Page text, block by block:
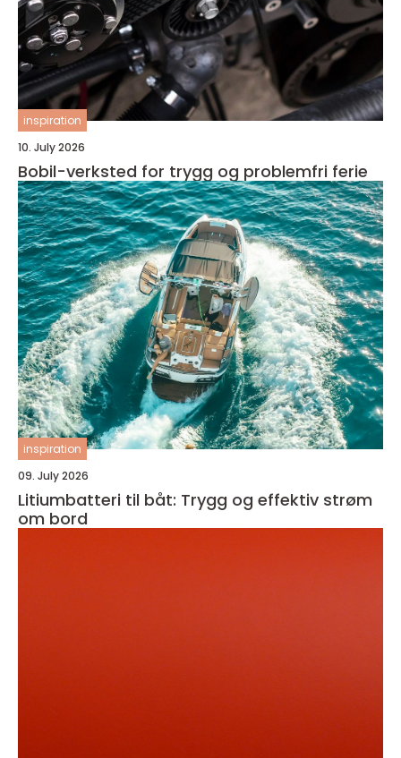
inspiration
10. July 2026
Bobil-verksted for trygg og problemfri ferie
inspiration
09. July 2026
Litiumbatteri til båt: Trygg og effektiv strøm
om bord